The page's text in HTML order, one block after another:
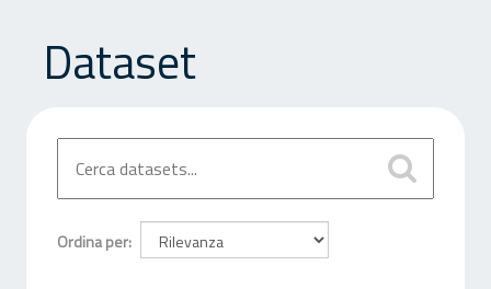
Dataset
Ordina per